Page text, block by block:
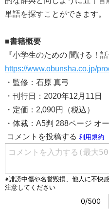
単語を探すことができます。
■書籍概要
『小学生のための 聞ける！
https://www.obunsha.co.jp/
・監修：石原 真弓
・刊行日：2020年12月11日
・定価：2,090円（税込）
・体裁：A5判 288ページ オ